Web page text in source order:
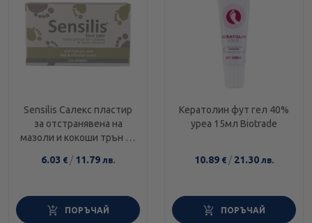
Sensilis Салекс пластир
за отстранявена на
мазоли и кокоши трън х3
6.03 € / 11.79 лв.
ПОРЪЧАЙ
Кератолин фут гел 40%
уреа 15мл Biotrade
10.89 € / 21.30 лв.
ПОРЪЧАЙ